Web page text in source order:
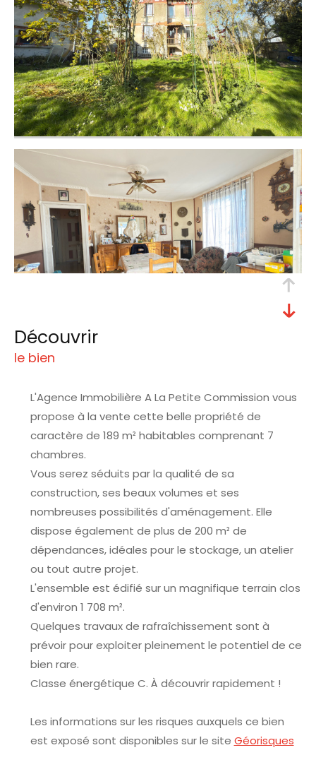
découvrir
le bien
L'Agence Immobilière A La Petite Commission vous
propose à la vente cette belle propriété de
caractère de 189 m² habitables comprenant 7
chambres.
Vous serez séduits par la qualité de sa
construction, ses beaux volumes et ses
nombreuses possibilités d'aménagement. Elle
dispose également de plus de 200 m² de
dépendances, idéales pour le stockage, un atelier
ou tout autre projet.
L'ensemble est édifié sur un magnifique terrain clos
d'environ 1 708 m².
Quelques travaux de rafraîchissement sont à
prévoir pour exploiter pleinement le potentiel de ce
bien rare.
Classe énergétique C. À découvrir rapidement !
Les informations sur les risques auxquels ce bien
est exposé sont disponibles sur le site Géorisques